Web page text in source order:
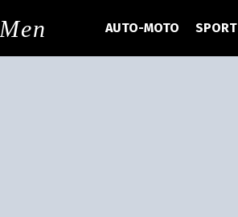
Men AUTO-MOTO SPORT